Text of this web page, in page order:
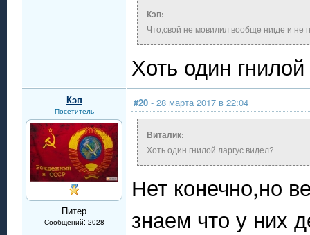
Кэп:
Что,свой не мовилил вообще нигде и не
Хоть один
Кэп
Посетитель
Питер
Сообщений: 2028
#20 - 28 марта 2017 в 22:04
Виталик:
Хоть один гнилой ларгус видел?
Нет конечно,но
знаем что у них